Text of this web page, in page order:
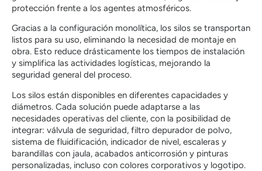
protección frente a los agentes atmosféricos.
Gracias a la configuración monolítica, los silos se transportan
listos para su uso, eliminando la necesidad de montaje en
obra. Esto reduce drásticamente los tiempos de instalación
y simplifica las actividades logísticas, mejorando la
seguridad general del proceso.
Los silos están disponibles en diferentes capacidades y
diámetros. Cada solución puede adaptarse a las
necesidades operativas del cliente, con la posibilidad de
integrar: válvula de seguridad, filtro depurador de polvo,
sistema de fluidificación, indicador de nivel, escaleras y
barandillas con jaula, acabados anticorrosión y pinturas
personalizadas, incluso con colores corporativos y logotipo.